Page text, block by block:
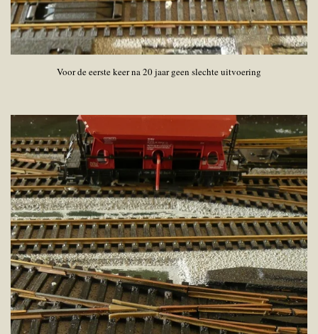
Voor de eerste keer na 20 jaar geen slechte uitvoering